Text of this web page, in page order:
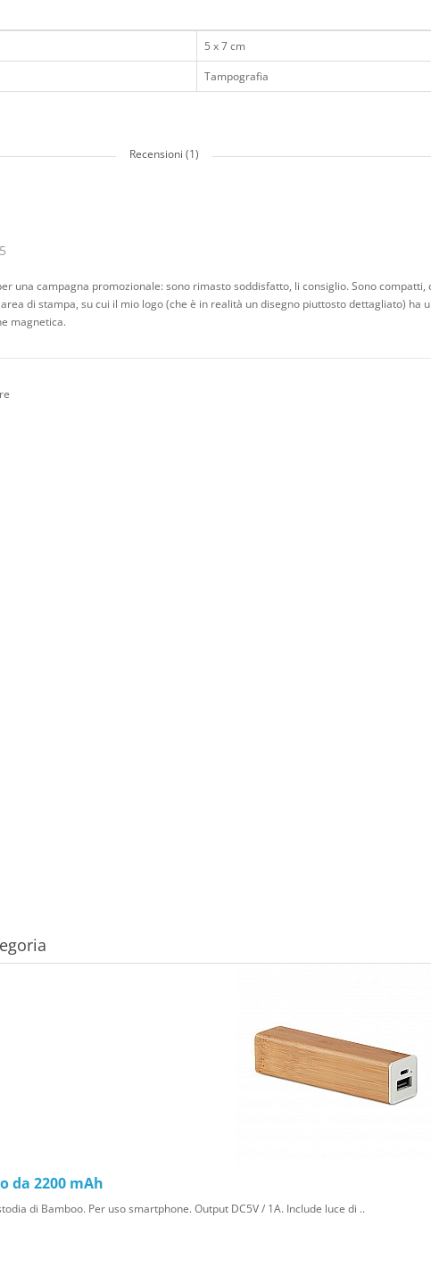
5 x 7 cm
Tampografia
Recensioni (1)
una campagna promozionale: sono rimasto soddisfatto, li consiglio. Sono compatti,
di stampa, su cui il mio logo (che è in realità un disegno piuttosto dettagliato) ha
magnetica.
da 2200 mAh
di Bamboo. Per uso smartphone. Output DC5V / 1A. Include luce di ..